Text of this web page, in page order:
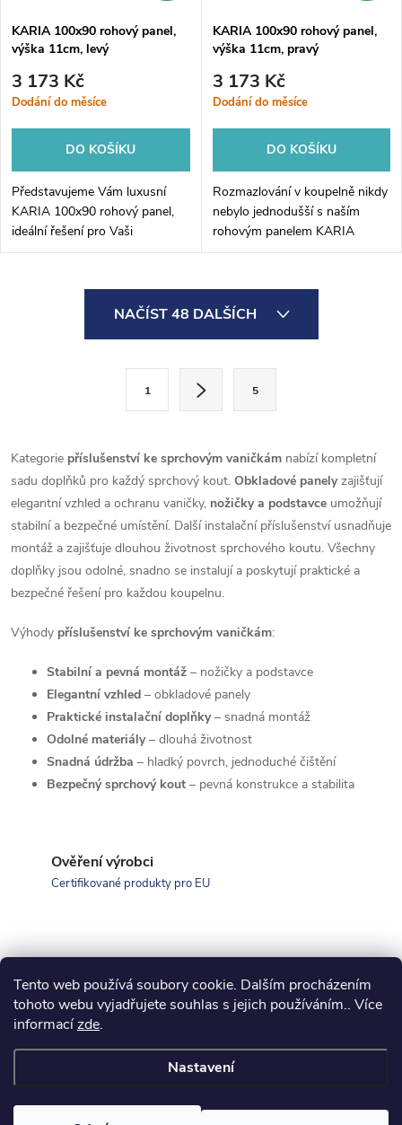
Tento web používá soubory cookie. Dalším procházením
tohoto webu vyjadřujete souhlas s jejich používáním.. Více
informacízde.
Nastavení
KARIA 100x90 rohový panel,
výška 11cm, levý
3 173 Kč
Dodání do měsíce
DO KOŠÍKU
Představujeme Vám luxusní
KARIA 100x90 rohový panel,
ideální řešení pro Vaši
koupelnu. S výškou pouhých
panel stane neodmyslitelnou
KARIA 100x90 rohový panel,
výška 11cm, pravý
3 173 Kč
Dodání do měsíce
DO KOŠÍKU
Rozmazlování v koupelně nikdy
nebylo jednodušší s naším
rohovým panelem KARIA
100x90. Tento vysokokvalitní
rovnováhu mezi funkcionalitou
a designem....
d
a
c
í
p
r
u
NAČÍST 48 DALŠÍCH
á
n
k
o
v
á
n
í
1 5
Kategorie příslušenství ke sprchovým vaničkám nabízí kompletní
sadu doplňků pro každý sprchový kout. Obkladové panelyzajišťují
elegantní vzhled a ochranu vaničky, nožičky a podstavce umožňují
stabilní a bezpečné umístění. Další instalační příslušenství usnadňuje
montáž a zajišťuje dlouhou životnost sprchového koutu. Všechny
doplňky jsou odolné, snadno se instalují a poskytují praktické a
bezpečné řešení pro každou koupelnu.
Výhody příslušenství ke sprchovým vaničkám:
Stabilní a pevná montáž – nožičky a podstavce
Elegantní vzhled – obkladové panely
Praktické instalační doplňky– snadná montáž
Odolné materiály– dlouhá životnost
Snadná údržba – hladký povrch, jednoduché čištění
Bezpečný sprchový kout – pevná konstrukce a stabilita
Ověření výrobci
Certifikované produkty pro EU
Z
á
p
koupelny-sanita.cz kupelne-online.sk
eshopsanita.cz. Všechna práva vyhrazena.